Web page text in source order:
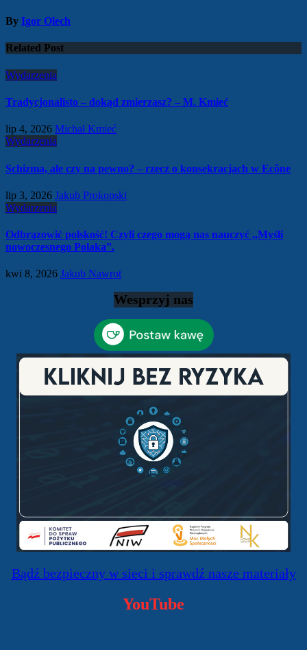
By Igor Olech
Related Post
Wydarzenia
Tradycjonalisto – dokąd zmierzasz? – M. Kmieć
lip 4, 2026 Michał Kmieć
Wydarzenia
Schizma, ale czy na pewno? – rzecz o konsekracjach w Ecône
lip 3, 2026 Jakub Prokopski
Wydarzenia
Odbrązowić polskość! Czyli czego mogą nas nauczyć ,,Myśli
nowoczesnego Polaka”.
kwi 8, 2026 Jakub Nawrot
Wesprzyj nas
Bądź bezpieczny w sieci i sprawdź nasze materiały
YouTube